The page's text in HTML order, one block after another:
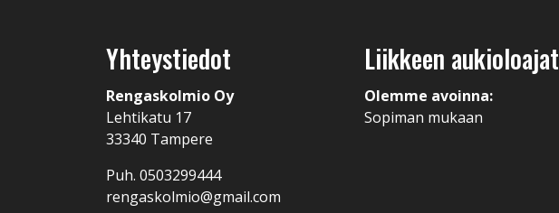
Yhteystiedot
Rengaskolmio Oy
Lehtikatu 17
33340 Tampere
Puh. 0503299444
rengaskolmio@gmail.com
Liikkeen aukioloajat
Olemme avoinna:
Sopiman mukaan